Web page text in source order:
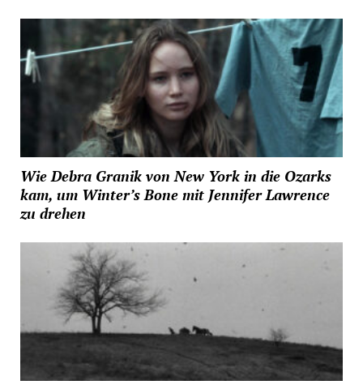
Wie Debra Granik von New York in die Ozarks
kam, um Winter’s Bone mit Jennifer Lawrence
zu drehen